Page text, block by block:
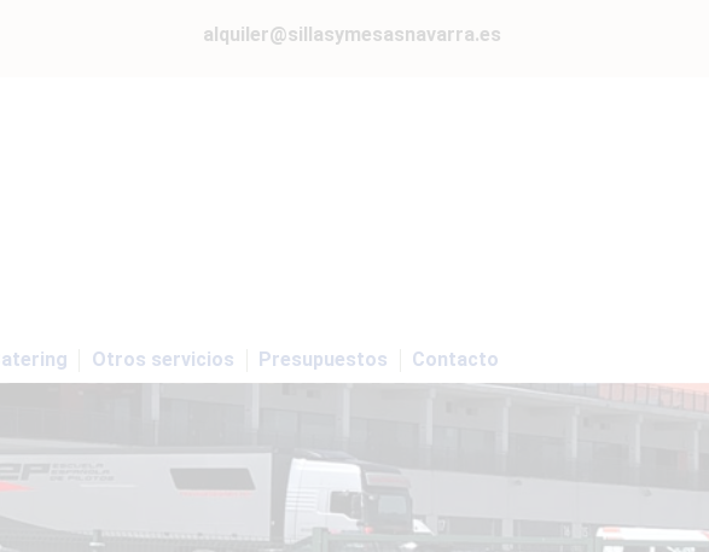
alquiler@sillasymesasnavarra.es
Otros servicios Presupuestos Contacto